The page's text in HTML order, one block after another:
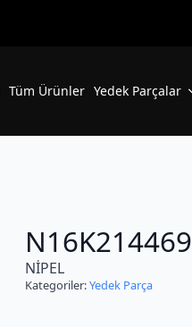
Tüm Ürünler Yedek Parçalar
N16K214469
NİPEL
Kategoriler:Yedek Parça